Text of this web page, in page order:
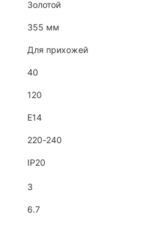
Золотой
355 мм
Для прихожей
40
120
E14
220-240
IP20
3
6.7